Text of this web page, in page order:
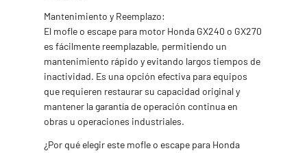
Mantenimiento y Reemplazo:
El mofle o escape para motor Honda GX240 o GX270
es fácilmente reemplazable, permitiendo un
mantenimiento rápido y evitando largos tiempos de
inactividad. Es una opción efectiva para equipos
que requieren restaurar su capacidad original y
mantener la garantía de operación continua en
obras u operaciones industriales.
¿Por qué elegir este mofle o escape para Honda